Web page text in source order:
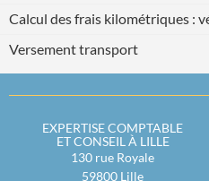
Calcul des frais kilométriques :
Versement transport
EXPERTISE COMPTABLE
ET CONSEIL À LILLE
130 rue Royale
59800 Lille